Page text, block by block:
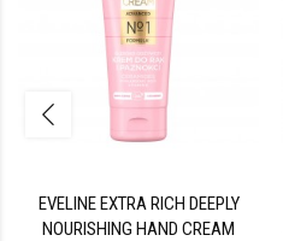
EVELINE EXTRA RICH DEEPLY
NOURISHING HAND CREAM